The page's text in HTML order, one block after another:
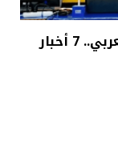
قصص ألهمت الملايين في الوطن العربي.. 7 أخبار